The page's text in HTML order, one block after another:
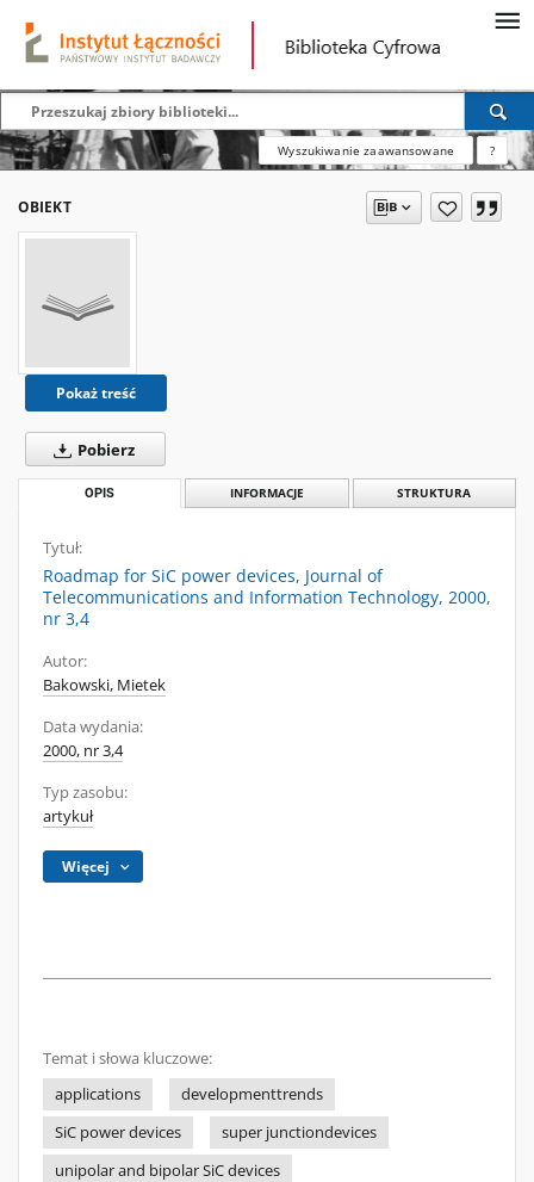
Wyszukiwanie zaawansowane ?
OBIEKT
Pokaż treść
Pobierz
OPIS INFORMACJE STRUKTURA
Tytuł:
Roadmap for SiC power devices, Journal of
Telecommunications and Information Technology, 2000,
nr 3,4
Autor:
Bakowski, Mietek
Data wydania:
2000, nr 3,4
Typ zasobu:
artykuł
Więcej
Temat i słowa kluczowe:
applications
developmenttrends
SiC power devices
super junctiondevices
unipolar and bipolar SiC devices